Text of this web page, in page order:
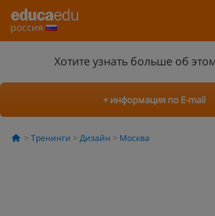
россия
Хотите узнать больше об
+ информация по E-mail
Тренинги Дизайн Москва